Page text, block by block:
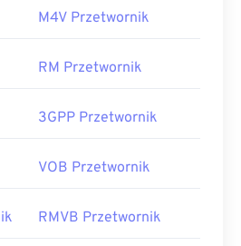
M4V Przetwornik
RM Przetwornik
3GPP Przetwornik
VOB Przetwornik
RMVB Przetwornik